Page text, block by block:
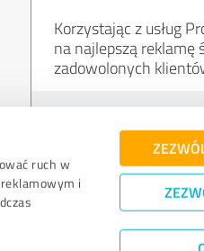
ruch w
i
Korzystając z usług
na najlepszą reklamę
zadowolonych
Wypróbuj